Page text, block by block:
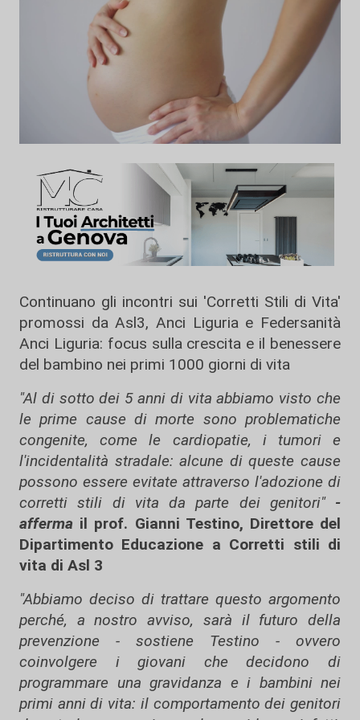
Continuano gli incontri sui 'Corretti Stili di Vita'
promossi da Asl3, Anci Liguria e Federsanità
Anci Liguria: focus sulla crescita e il benessere
del bambino nei primi 1000 giorni di vita
"Al di sotto dei 5 anni di vita abbiamo visto che
le prime cause di morte sono problematiche
congenite, come le cardiopatie, i tumori e
l'incidentalità stradale: alcune di queste cause
possono essere evitate attraverso l'adozione di
corretti stili di vita da parte dei genitori" -
afferma il prof. Gianni Testino, Direttore del
Dipartimento Educazione a Corretti stili di
vita di Asl 3
"Abbiamo deciso di trattare questo argomento
perché, a nostro avviso, sarà il futuro della
prevenzione - sostiene Testino - ovvero
coinvolgere i giovani che decidono di
programmare una gravidanza e i bambini nei
primi anni di vita: il comportamento dei genitori